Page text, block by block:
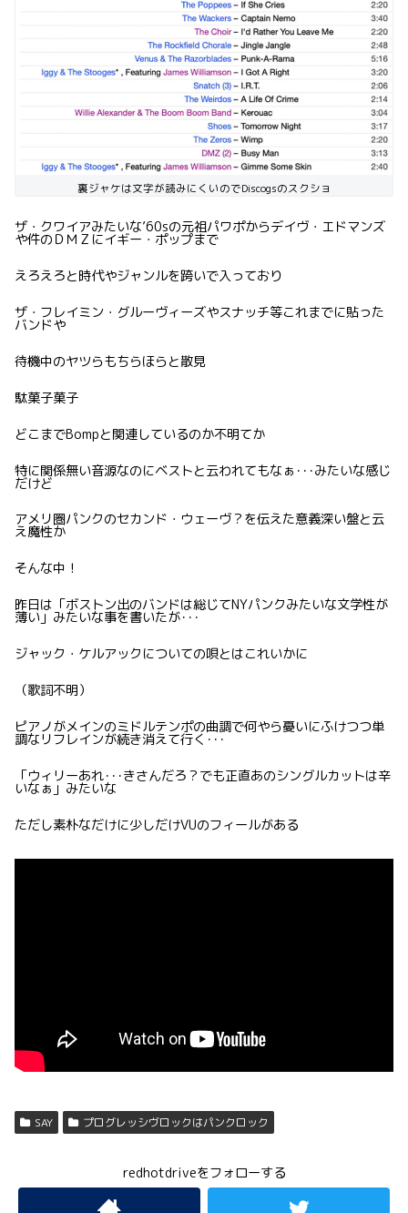
裏ジャケは文字が読みにくいのでDiscogsのスクショ
ザ・クワイアみたいな’60sの元祖パワポからデイヴ・エドマンズ
や件のＤＭＺにイギー・ポップまで
えろえろと時代やジャンルを跨いで入っており
ザ・フレイミン・グルーヴィーズやスナッチ等これまでに貼った
バンドや
待機中のヤツらもちらほらと散見
駄菓子菓子
どこまでBompと関連しているのか不明てか
特に関係無い音源なのにベストと云われてもなぁ･･･みたいな感じ
だけど
アメリ圏パンクのセカンド・ウェーヴ？を伝えた意義深い盤と云
え魔性か
そんな中！
昨日は「ボストン出のバンドは総じてNYパンクみたいな文学性が
薄い」みたいな事を書いたが･･･
ジャック・ケルアックについての唄とはこれいかに
（歌詞不明）
ピアノがメインのミドルテンポの曲調で何やら憂いにふけつつ単
調なリフレインが続き消えて行く･･･
「ウィリーあれ･･･きさんだろ？でも正直あのシングルカットは辛
いなぁ」みたいな
ただし素朴なだけに少しだけVUのフィールがある
SAY プログレッシヴロックはパンクロック
redhotdriveをフォローする